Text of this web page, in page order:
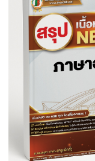
ติดต่อเรา